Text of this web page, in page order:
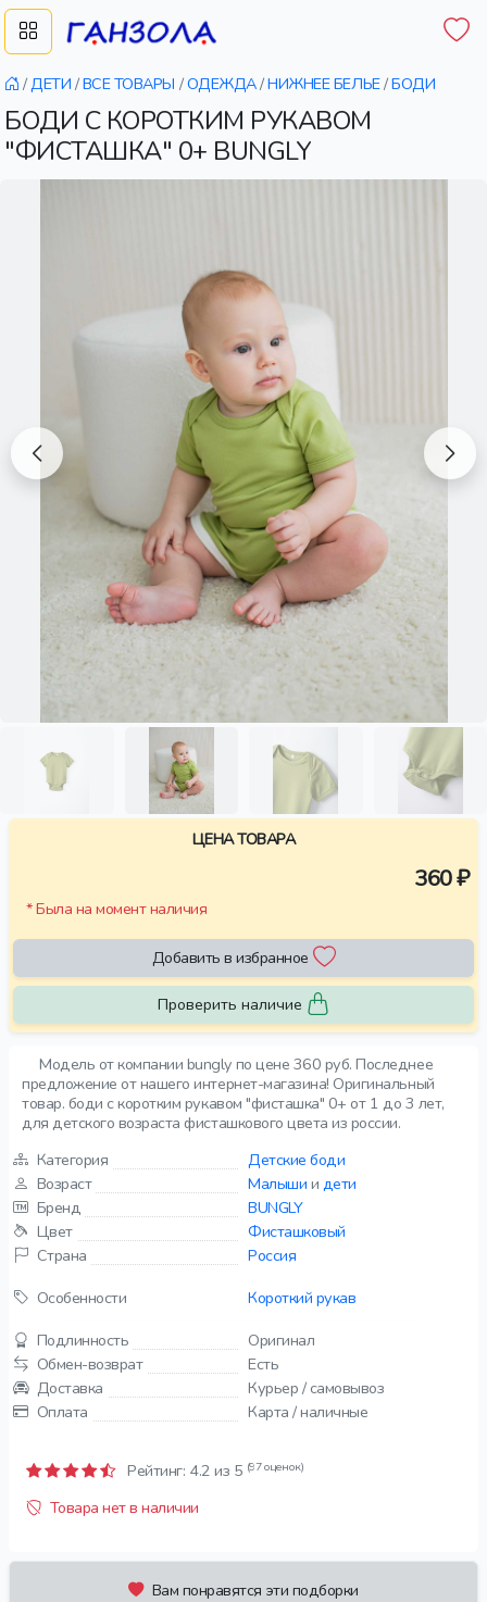
/ДЕТИ /ВСЕ ТОВАРЫ /ОДЕЖДА/НИЖНЕЕ БЕЛЬЕ/БОДИ
БОДИ С КОРОТКИМ РУКАВОМ
"ФИСТАШКА" 0+ BUNGLY
Модель от компании bungly по цене 360 руб. Последнее
предложение от нашего интернет-магазина! Оригинальный
товар. боди с коротким рукавом "фисташка" 0+ от 1 до 3 лет,
для детского возраста фисташкового цвета из россии.
Категория
Детские боди
Возраст
Малыши и дети
Бренд
BUNGLY
Цвет
Фисташковый
Страна
Россия
Особенности
Короткий рукав
Подлинность
Оригинал
Обмен-возврат
Есть
Доставка
Курьер / самовывоз
Оплата
Карта / наличные
Рейтинг: 4.2 из 5 (97 оценок)
Товара нет в наличии
Вам понравятся эти подборки
ЦЕНА ТОВАРА
360 ₽
* Была на момент наличия
Добавить в избранное
Проверить наличие